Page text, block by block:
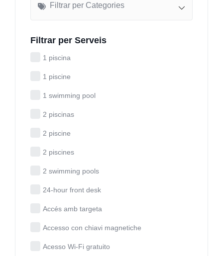
Filtrar per Categories
Filtrar per Serveis
1 piscina
1 piscine
1 swimming pool
2 piscinas
2 piscine
2 piscines
2 swimming pools
24-hour front desk
Accés amb targeta
Accesso con chiavi magnetiche
Acesso Wi-Fi gratuito